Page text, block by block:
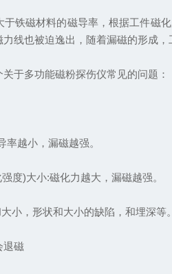
磁材料的磁导率，根据工件磁化
线也被迫逸出，随着漏磁的形成，
多功能磁粉探伤仪常见的问题：
越小，漏磁越强。
)大小:磁化力越大，漏磁越强。
，形状和大小的缺陷，和埋深等
磁